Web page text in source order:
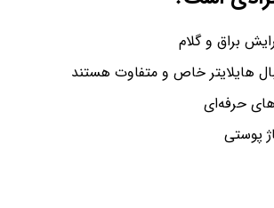
براق و گلام
هایلایتر خاص و متفاوت هستند
حرفه‌ای
پوستی